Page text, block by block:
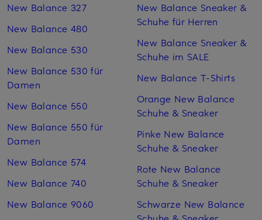
New Balance 327
New Balance 480
New Balance 530
New Balance 530 für
Damen
New Balance 550
New Balance 550 für
Damen
New Balance 574
New Balance 740
New Balance 9060
New Balance Sneaker &
Schuhe für Herren
New Balance Sneaker &
Schuhe im SALE
New Balance T-Shirts
Orange New Balance
Schuhe & Sneaker
Pinke New Balance
Schuhe & Sneaker
Rote New Balance
Schuhe & Sneaker
Schwarze New Balance